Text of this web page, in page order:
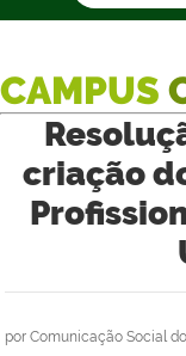
CAMPUS
criação
por Comunicação Social